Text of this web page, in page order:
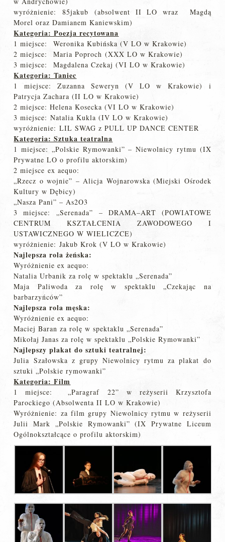
wyróżnienie: 85jakub (absolwent II LO wraz Magdą
Morel oraz Damianem Kaniewskim)
Kategoria: Poezja recytowana
1 miejsce: Weronika Kubińska (V LO w Krakowie)
2 miejsce: Maria Poproch (XXX LO w Krakowie)
3 miejsce: Magdalena Czekaj (VI LO w Krakowie)
Kategoria: Taniec
1 miejsce: Zuzanna Seweryn (V LO w Krakowie) i
Patrycja Zachara (II LO w Krakowie)
2 miejsce: Helena Kosecka (VI LO w Krakowie)
3 miejsce: Natalia Kukla (IV LO w Krakowie)
wyróżnienie: LIL SWAG z PULL UP DANCE CENTER
Kategoria: Sztuka teatralna
1 miejsce: „Polskie Rymowanki” – Niewolnicy rytmu (IX
Prywatne LO o profilu aktorskim)
2 miejsce ex aequo:
„Rzecz o wojnie” – Alicja Wojnarowska (Miejski Ośrodek
Kultury w Dębicy)
„Nasza Pani” – As2O3
3 miejsce: „Serenada” – DRAMA–ART (POWIATOWE
CENTRUM KSZTAŁCENIA ZAWODOWEGO I
USTAWICZNEGO W WIELICZCE)
wyróżnienie: Jakub Krok (V LO w Krakowie)
Najlepsza rola żeńska:
Wyróżnienie ex aequo:
Natalia Urbanik za rolę w spektaklu „Serenada”
Maja Paliwoda za rolę w spektaklu „Czekając na
barbarzyńców”
Najlepsza rola męska:
Wyróżnienie ex aequo:
Maciej Baran za rolę w spektaklu „Serenada”
Mikołaj Janas za rolę w spektaklu „Polskie Rymowanki”
Najlepszy plakat do sztuki teatralnej:
Julia Szałowska z grupy Niewolnicy rytmu za plakat do
sztuki „Polskie rymowanki”
Kategoria: Film
1 miejsce: „Paragraf 22” w reżyserii Krzysztofa
Parockiego (Absolwenta II LO w Krakowie)
Wyróżnienie: za film grupy Niewolnicy rytmu w reżyserii
Julii Mark „Polskie Rymowanki” (IX Prywatne Liceum
Ogólnokształcące o profilu aktorskim)